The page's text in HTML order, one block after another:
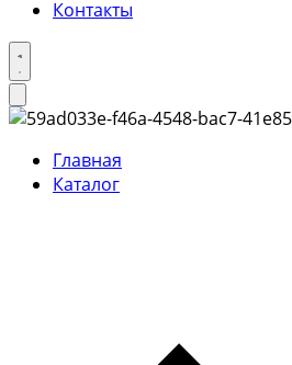
Контакты
Главная
Каталог